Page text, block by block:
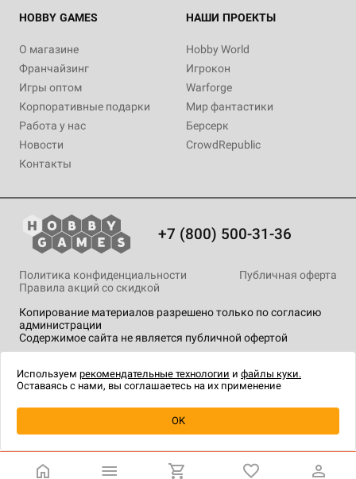
Купить
HOBBY GAMES
О магазине
Франчайзинг
Игры оптом
Корпоративные подарки
Работа у нас
Новости
Контакты
НАШИ ПРОЕКТЫ
Hobby World
Игрокон
Warforge
Мир фантастики
Берсерк
CrowdRepublic
+7 (800) 500-31-36
Копирование материалов разрешено только по согласию
администрации
Содержимое сайта не является публичной офертой
Политика конфиденциальности
Публичная оферта
Правила акций со скидкой
технологии.
Используем рекомендательные технологии и файлы куки.
Оставаясь с нами, вы соглашаетесь на их применение
OK